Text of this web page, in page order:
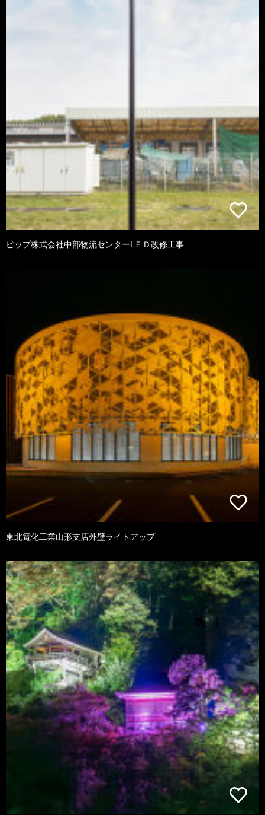
ピップ株式会社中部物流センターLＥＤ改修工事
東北電化工業山形支店外壁ライトアップ